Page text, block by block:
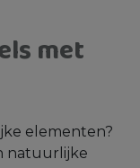
met
elementen?
natuurlijke